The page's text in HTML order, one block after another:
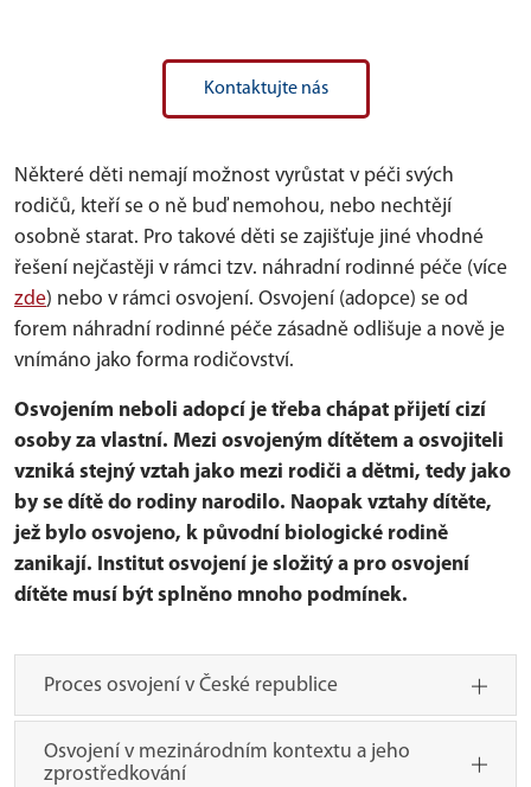
Kontaktujte nás
Některé děti nemají možnost vyrůstat v péči svých
rodičů, kteří se o ně buď nemohou, nebo nechtějí
osobně starat. Pro takové děti se zajišťuje jiné vhodné
řešení nejčastěji v rámci tzv. náhradní rodinné péče (více
zde) nebo v rámci osvojení. Osvojení (adopce) se od
forem náhradní rodinné péče zásadně odlišuje a nově je
vnímáno jako forma rodičovství.
Osvojením neboli adopcí je třeba chápat přijetí cizí
osoby za vlastní. Mezi osvojeným dítětem a osvojiteli
vzniká stejný vztah jako mezi rodiči a dětmi, tedy jako
by se dítě do rodiny narodilo. Naopak vztahy dítěte,
jež bylo osvojeno, k původní biologické rodině
zanikají. Institut osvojení je složitý a pro osvojení
dítěte musí být splněno mnoho podmínek.
Proces osvojení v České republice
Osvojení v mezinárodním kontextu a jeho
zprostředkování